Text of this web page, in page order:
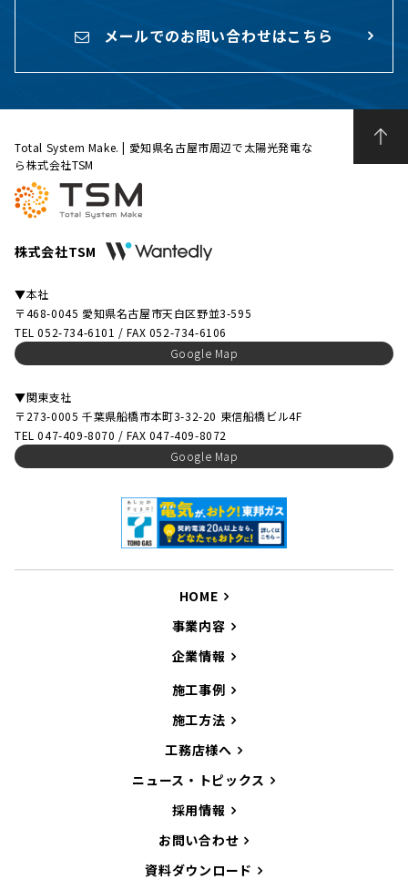
メールでのお問い合わせはこちら
Total System Make. | 愛知県名古屋市周辺で太陽光発電な
ら株式会社TSM
株式会社TSM
▼本社
〒468-0045 愛知県名古屋市天白区野並3-595
TEL 052-734-6101 / FAX 052-734-6106
Google Map
▼関東支社
〒273-0005 千葉県船橋市本町3-32-20 東信船橋ビル4F
TEL 047-409-8070 / FAX 047-409-8072
Google Map
HOME
事業内容
企業情報
施工事例
施工方法
工務店様へ
ニュース・トピックス
採用情報
お問い合わせ
資料ダウンロード